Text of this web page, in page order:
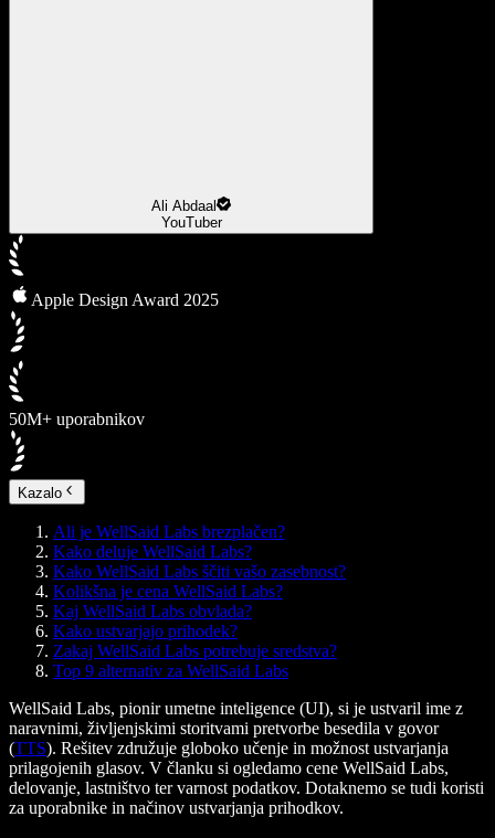
Ali Abdaal
YouTuber
Apple Design Award 2025
50M+ uporabnikov
Kazalo
Ali je WellSaid Labs brezplačen?
Kako deluje WellSaid Labs?
Kako WellSaid Labs ščiti vašo zasebnost?
Kolikšna je cena WellSaid Labs?
Kaj WellSaid Labs obvlada?
Kako ustvarjajo prihodek?
Zakaj WellSaid Labs potrebuje sredstva?
Top 9 alternativ za WellSaid Labs
WellSaid Labs, pionir umetne inteligence (UI), si je ustvaril ime z
naravnimi, življenjskimi storitvami pretvorbe besedila v govor
(TTS). Rešitev združuje globoko učenje in možnost ustvarjanja
prilagojenih glasov. V članku si ogledamo cene WellSaid Labs,
delovanje, lastništvo ter varnost podatkov. Dotaknemo se tudi koristi
za uporabnike in načinov ustvarjanja prihodkov.